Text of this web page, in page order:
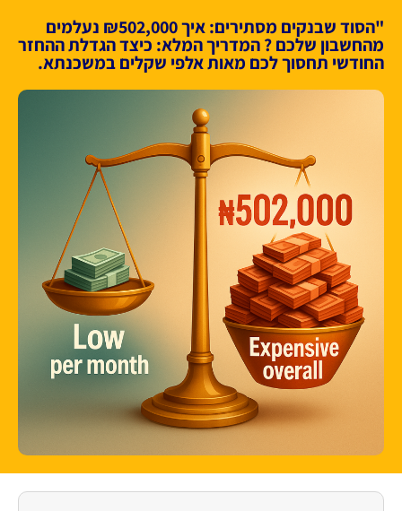
"הסוד שבנקים מסתירים: איך ₪502,000 נעלמים
מהחשבון שלכם ? המדריך המלא: כיצד הגדלת ההחזר
החודשי תחסוך לכם מאות אלפי שקלים במשכנתא.